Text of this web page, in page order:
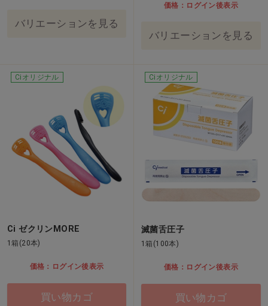
バリエーションを見る
価格：ログイン後表示
バリエーションを見る
Ciオリジナル
Ci ゼクリンMORE
1箱(20本)
価格：ログイン後表示
買い物カゴ
Ciオリジナル
滅菌舌圧子
1箱(100本)
価格：ログイン後表示
買い物カゴ